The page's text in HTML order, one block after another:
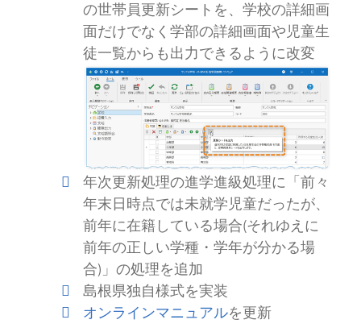
の世帯員更新シートを、学校の詳細画
面だけでなく学部の詳細画面や児童生
徒一覧からも出力できるように改変
年次更新処理の進学進級処理に「前々
年末日時点では未就学児童だったが、
前年に在籍している場合(それゆえに
前年の正しい学種・学年が分かる場
合)」の処理を追加
島根県独自様式を実装
オンラインマニュアルを更新